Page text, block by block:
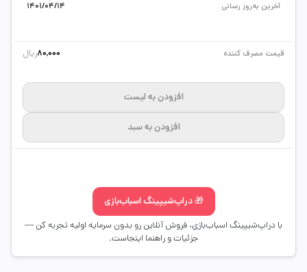
آخرین به‌روز رسانی
1401/04/14
قیمت مصرف کننده 80,000ریال
افزودن به لیست
افزودن به سبد
🎁 دراپ‌شیپینگ اسباب‌بازی
با دراپ‌شیپینگ اسباب‌بازی، فروش آنلاین رو بدون سرمایه اولیه تجربه کن —
جزئیات و راهنما اینجاست.